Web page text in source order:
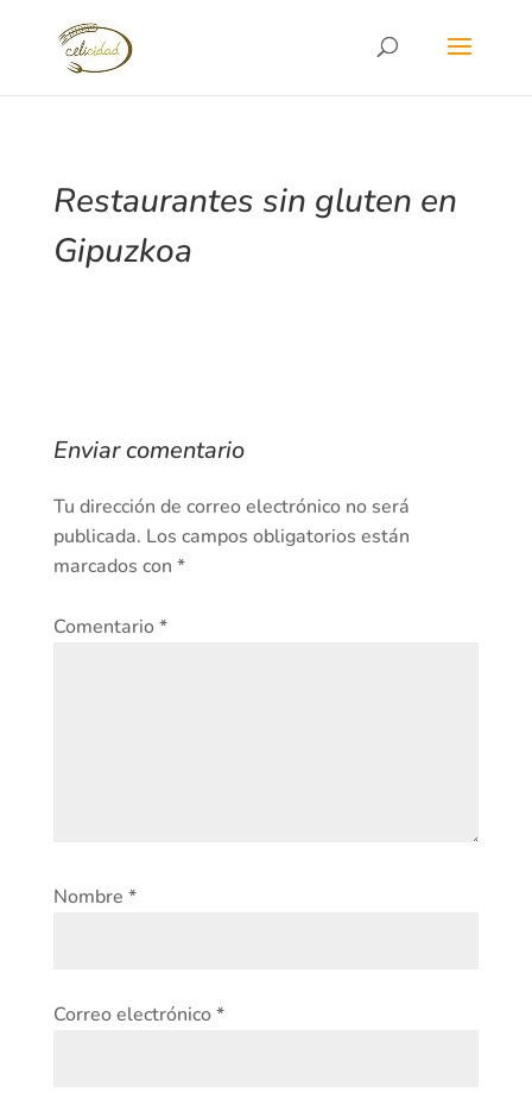
Restaurantes sin gluten en
Gipuzkoa
Enviar comentario
Tu dirección de correo electrónico no será
publicada. Los campos obligatorios están
marcados con *
Comentario*
Nombre *
Correo electrónico*